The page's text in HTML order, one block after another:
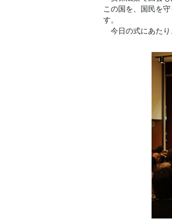
この国を、国民を
す。
今日の式にあたり